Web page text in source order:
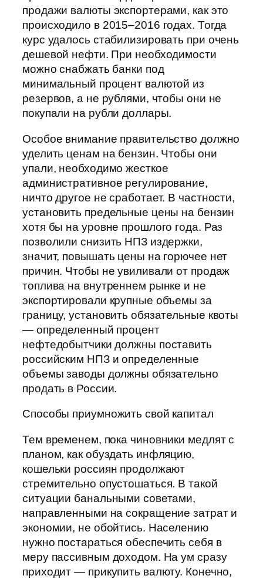
продажи валюты экспортерами, как это
происходило в 2015–2016 годах. Тогда
курс удалось стабилизировать при очень
дешевой нефти. При необходимости
можно снабжать банки под
минимальный процент валютой из
резервов, а не рублями, чтобы они не
покупали на рубли доллары.
Особое внимание правительство должно
уделить ценам на бензин. Чтобы они
упали, необходимо жесткое
административное регулирование,
ничто другое не сработает. В частности,
установить предельные цены на бензин
хотя бы на уровне прошлого года. Раз
позволили снизить НПЗ издержки,
значит, повышать цены на горючее нет
причин. Чтобы не увиливали от продаж
топлива на внутреннем рынке и не
экспортировали крупные объемы за
границу, установить обязательные квоты
— определенный процент
нефтедобытчики должны поставить
российским НПЗ и определенные
объемы заводы должны обязательно
продать в России.
Способы приумножить свой капитал
Тем временем, пока чиновники медлят с
планом, как обуздать инфляцию,
кошельки россиян продолжают
стремительно опустошаться. В такой
ситуации банальными советами,
направленными на сокращение затрат и
экономии, не обойтись. Населению
нужно постараться обеспечить себя в
меру пассивным доходом. На ум сразу
приходит — прикупить валюту. Конечно,